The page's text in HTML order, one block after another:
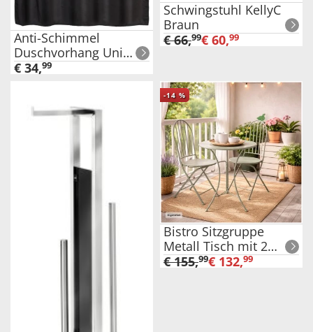
Anti-Schimmel
Duschvorhang Uni
Black, Textil
€ 34,99
Schwingstuhl KellyC
Braun
€66,99€ 60,99
-14 %
Bistro Sitzgruppe
Metall Tisch mit 2
Stühlen Balkon Set
€155,99€ 132,99